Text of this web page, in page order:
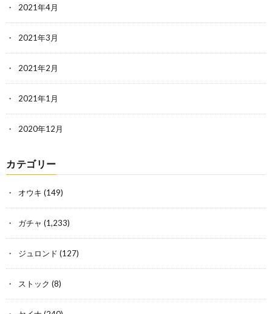
2021年4月
2021年3月
2021年2月
2021年1月
2020年12月
カテゴリー
オウキ (149)
ガチャ (1,233)
ジュロンド (127)
ストック (8)